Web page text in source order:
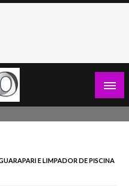
E LIMPADOR DE PISCINA